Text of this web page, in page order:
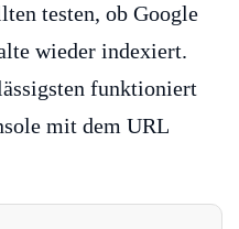
testen, ob Google
wieder indexiert.
funktioniert
mit dem URL